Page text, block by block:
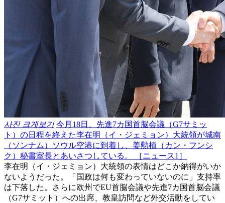
사진 크게보기 今月18日、先進7カ国首脳会議（G7サミッ
ト）の日程を終えた李在明（イ・ジェミョン）大統領が城南
（ソンナム）ソウル空港に到着し、姜勲植（カン・フンシ
ク）秘書室長とあいさつしている。 ［ニュース1］
李在明（イ・ジェミョン）大統領の表情はどこか納得がいか
ないようだった。「国政は何も変わっていないのに」支持率
は下落した。さらに欧州でEU首脳会議や先進7カ国首脳会議
（G7サミット）への出席、教皇訪問など外交活動をしてい